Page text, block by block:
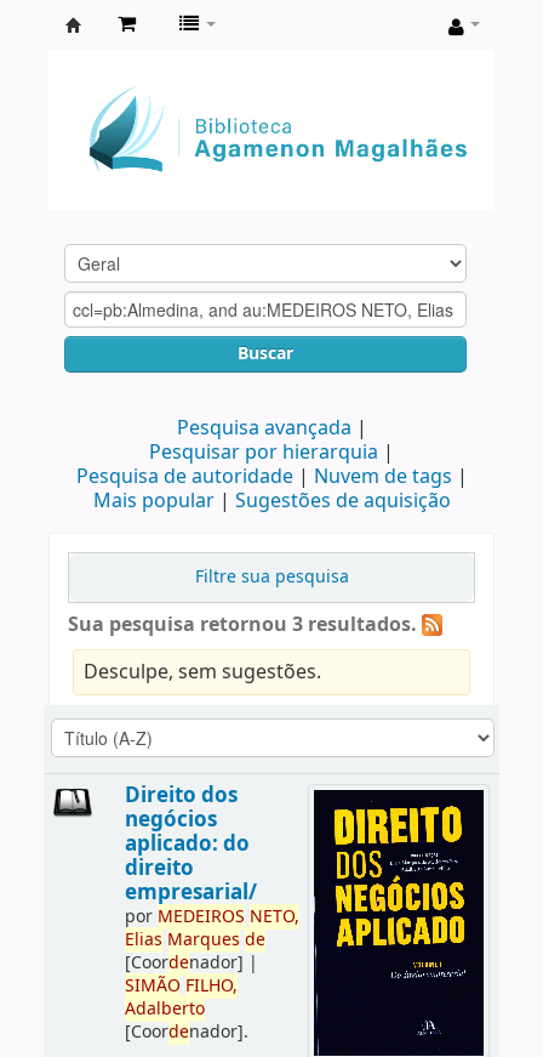
Agamenon
Magalhães
Buscar
Pesquisa avançada
Pesquisar por hierarquia
Pesquisa de autoridade
Nuvem de tags
Mais popular
Sugestões de aquisição
Filtre sua pesquisa
Sua pesquisa retornou 3 resultados.
Desculpe, sem sugestões.
Direito dos
negócios
aplicado: do
direito
empresarial/
por MEDEIROS NETO,
Elias Marques de
[Coordenador] |
SIMÃO FILHO,
Adalberto
[Coordenador].